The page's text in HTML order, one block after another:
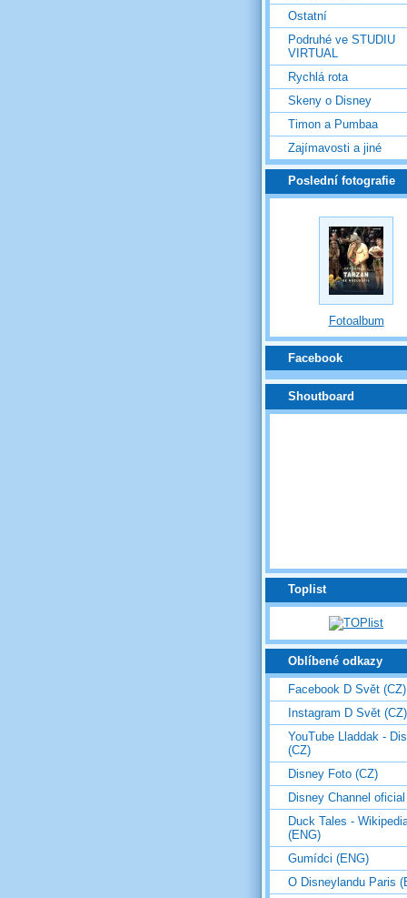
Ostatní
Podruhé ve STUDIU
VIRTUAL
Rychlá rota
Skeny o Disney
Timon a Pumbaa
Zajímavosti a jiné
Poslední fotografie
Fotoalbum
Facebook
Shoutboard
Toplist
Oblíbené odkazy
Facebook D Svět (CZ)
Instagram D Svět (CZ)
YouTube Lladdak -
(CZ)
Disney Foto (CZ)
Disney Channel
Duck Tales -
(ENG)
Gumídci (ENG)
O Disneylandu Paris